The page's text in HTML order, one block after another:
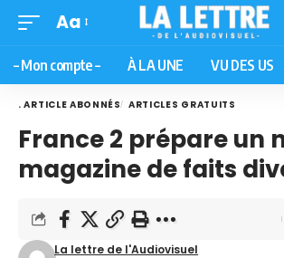
Aa
– Mon compte – À LA UNE VU DES US
. ARTICLE ABONNÉS ARTICLES GRATUITS
France 2 prépare un
magazine de faits
La lettre de l'Audiovisuel